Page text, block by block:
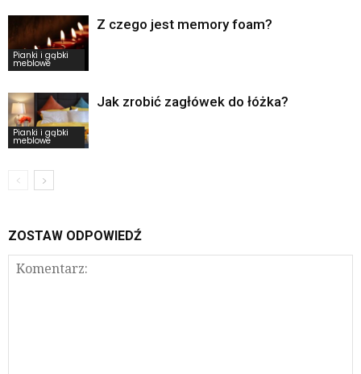
Pianki i gąbki
meblowe
Z czego jest memory foam?
Pianki i gąbki
meblowe
Jak zrobić zagłówek do łóżka?
ZOSTAW ODPOWIEDŹ